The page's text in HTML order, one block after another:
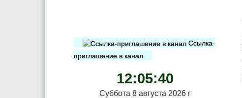
Ссылка-
приглашение в канал
12:05:41
Суббота 8 августа 2026 г